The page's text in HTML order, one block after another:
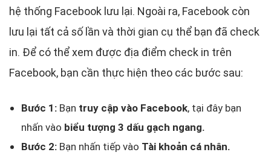
hệ thống Facebook lưu lại. Ngoài ra, Facebook còn
lưu lại tất cả số lần và thời gian cụ thể bạn đã check
in. Để có thể xem được địa điểm check in trên
Facebook, bạn cần thực hiện theo các bước sau:
Bước 1: Bạn truy cập vào Facebook, tại đây bạn
nhấn vào biểu tượng 3 dấu gạch ngang.
Bước 2: Bạn nhấn tiếp vào Tài khoản cá nhân.